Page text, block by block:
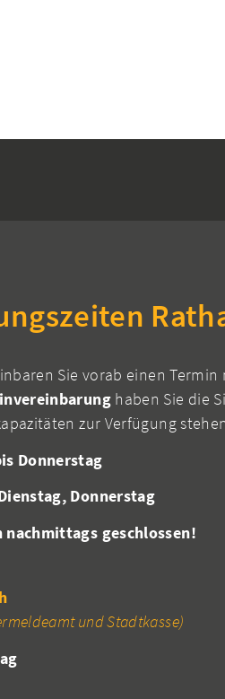
Sie vorab einen
haben Sie die
zur Verfügung
Donnerstag
Donnerstag
geschlossen!
und Stadtkasse)